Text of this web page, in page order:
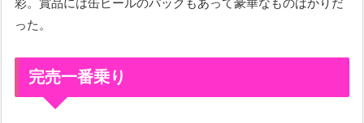
彩。賞品には缶ビールのパックもあって豪華なものばかりだ
った。
完売一番乗り